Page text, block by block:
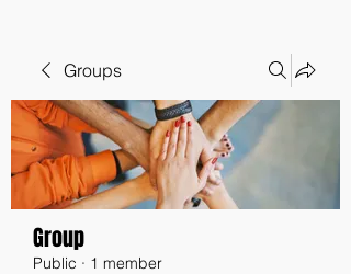
Groups
Group
Public · 1 member